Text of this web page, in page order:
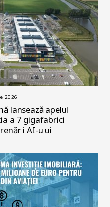
2026
lansează apelul
a 7 gigafabrici
AI-ului